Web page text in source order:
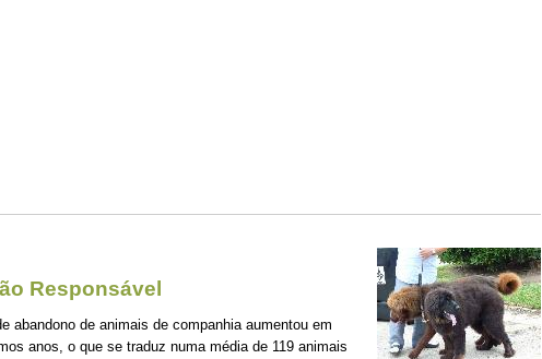
Responsável
abandono de animais de companhia aumentou em
anos, o que se traduz numa média de 119 animais